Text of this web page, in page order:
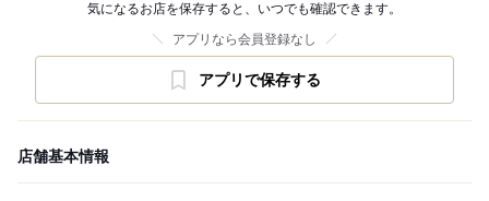
気になるお店を保存すると、いつでも確認できます。
アプリなら会員登録なし
アプリで保存する
店舗基本情報